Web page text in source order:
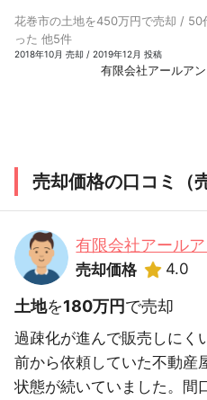
花巻市の土地を450万円で売却 /
った 他5件
2018年10月 売却 / 2019年12月 投稿
有限会社アールア
売却価格の口コミ（
有限会社アール
売却価格 4.0
土地を180万円で売却
過疎化が進んで販売しにく
前から依頼していた不動産
状態が続いていました。間